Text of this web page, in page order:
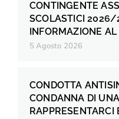
CONTINGENTE
SCOLASTICI 2026/
INFORMAZIONE
5 Agosto 2026
CONDOTTA
CONDANNA DI
RAPPRESENTARCI